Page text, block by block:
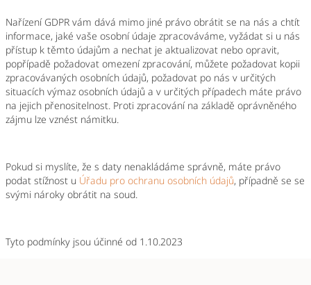
Nařízení GDPR vám dává mimo jiné právo obrátit se na nás a chtít
informace, jaké vaše osobní údaje zpracováváme, vyžádat si u nás
přístup k těmto údajům a nechat je aktualizovat nebo opravit,
popřípadě požadovat omezení zpracování, můžete požadovat kopii
zpracovávaných osobních údajů, požadovat po nás v určitých
situacích výmaz osobních údajů a v určitých případech máte právo
na jejich přenositelnost. Proti zpracování na základě oprávněného
zájmu lze vznést námitku.
Pokud si myslíte, že s daty nenakládáme správně, máte právo
podat stížnost u Úřadu pro ochranu osobních údajů, případně se se
svými nároky obrátit na soud.
Tyto podmínky jsou účinné od 1.10.2023